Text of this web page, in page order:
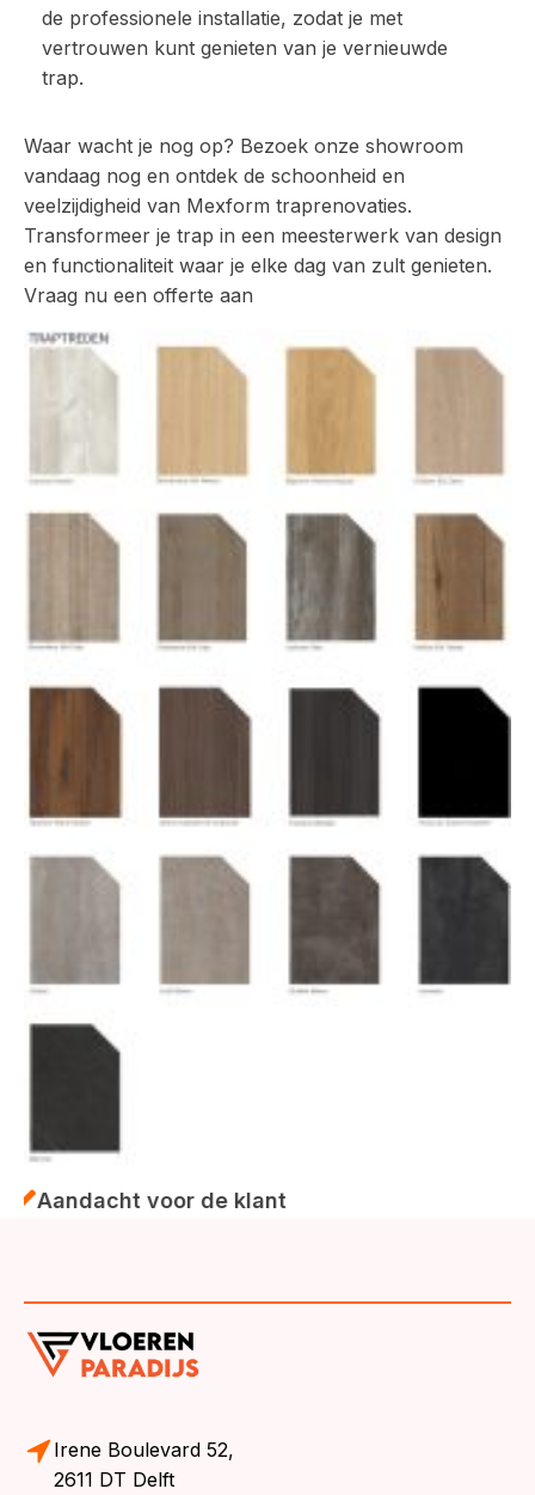
de professionele installatie, zodat je met
vertrouwen kunt genieten van je vernieuwde
trap.
Waar wacht je nog op? Bezoek onze showroom
vandaag nog en ontdek de schoonheid en
veelzijdigheid van Mexform traprenovaties.
Transformeer je trap in een meesterwerk van design
en functionaliteit waar je elke dag van zult genieten.
Vraag nu een offerte aan
voor de klant
Irene Boulevard 52,
2611 DT Delft